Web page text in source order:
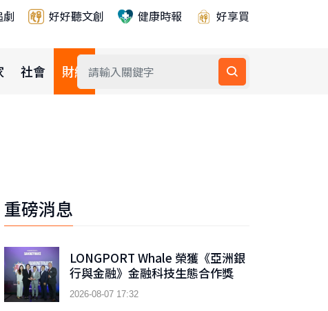
劇 好好聽文創 健康時報 好享買
社會 財經 公益
重磅消息
LONGPORT Whale 榮獲《亞洲銀
行與金融》金融科技生態合作獎
2026-08-07 17:32